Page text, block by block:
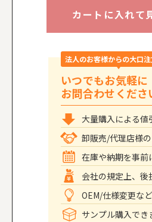
カートに入れて
法人のお客様からの大口
いつでもお気軽に
お問合わせくださ
大量購入による値
卸販売/代理店様
在庫や納期を事前
会社の規定上、後
OEM/仕様変更な
サンプル購入でき